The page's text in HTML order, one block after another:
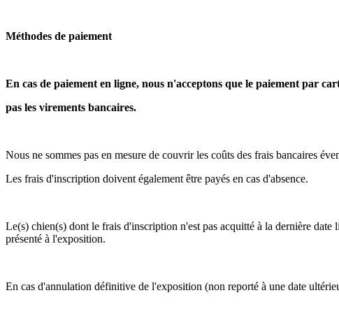
Méthodes de paiement
En cas de paiement en ligne, nous n'acceptons que le paiement par
pas les virements bancaires.
Nous ne sommes pas en mesure de couvrir les coûts des frais bancaires
Les frais d'inscription doivent également être payés en cas d'absence.
Le(s) chien(s) dont le frais d'inscription n'est pas acquitté à la dernière
présenté à l'exposition.
En cas d'annulation définitive de l'exposition (non reporté à une date